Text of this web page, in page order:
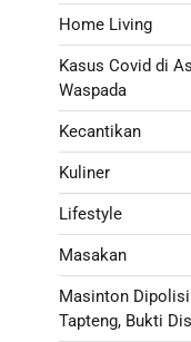
Home Living
Kasus Covid di
Waspada
Kecantikan
Kuliner
Lifestyle
Masakan
Masinton
Tapteng, Bukti